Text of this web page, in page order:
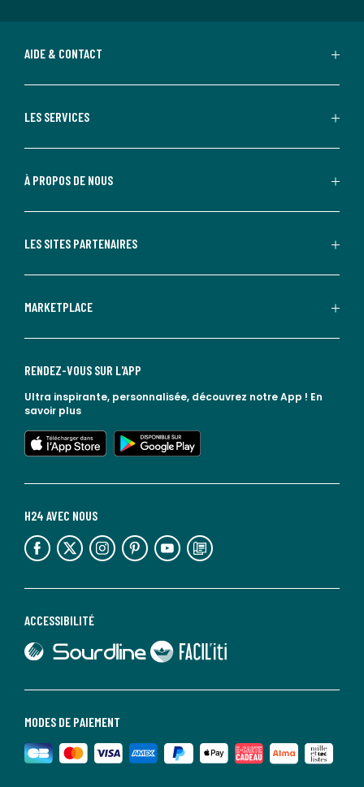
AIDE & CONTACT
LES SERVICES
À PROPOS DE NOUS
LES SITES PARTENAIRES
MARKETPLACE
MODES DE PAIEMENT
ACCESSIBILITÉ
lien vers Sourdline
lien vers Faciliti
H24 AVEC NOUS
lien vers l'espace réseaux sociaux lien vers l'espace réseaux sociaux lien vers l'espace réseaux sociaux lien vers l'espace réseaux sociaux lien vers l'espace réseaux sociaux lien vers le blog la redoute
RENDEZ-VOUS SUR L'APP
Ultra inspirante, personnalisée, découvrez notre App ! En
savoir plus
lien vers l'app store
lien vers google play